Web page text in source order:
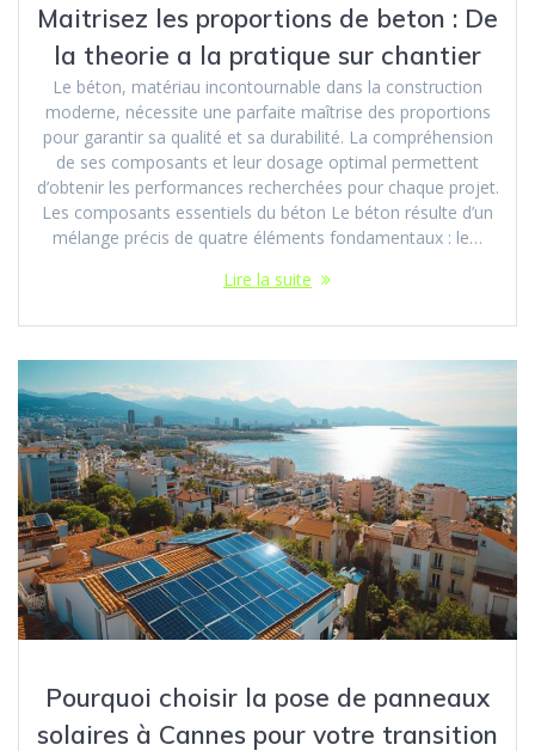
Maitrisez les proportions de beton : De
la theorie a la pratique sur chantier
Le béton, matériau incontournable dans la construction
moderne, nécessite une parfaite maîtrise des proportions
pour garantir sa qualité et sa durabilité. La compréhension
de ses composants et leur dosage optimal permettent
d’obtenir les performances recherchées pour chaque projet.
Les composants essentiels du béton Le béton résulte d’un
mélange précis de quatre éléments fondamentaux : le…
Lire la suite
Pourquoi choisir la pose de panneaux
solaires à Cannes pour votre transition